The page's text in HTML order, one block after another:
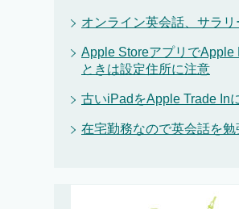
オンライン英会話、サラ
Apple StoreアプリでApple
ときは設定住所に注意
古いiPadをApple Trade In
在宅勤務なので英会話を勉